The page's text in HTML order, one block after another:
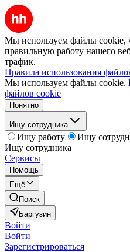
Мы используем файлы cookie,
правильную работу нашего
трафик.
Правила использования
Мы используем файлы cookie.
файлов cookie
Понятно
Ищу сотрудника
Ищу работу
Ищу
Ищу сотрудника
Сервисы
Помощь
Ещё
Поиск
Баргузин
Войти
Войти
Зарегистрироваться